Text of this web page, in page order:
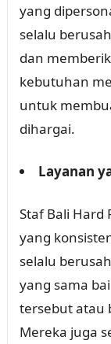
yang
selalu
dan
kebutuhan
untuk
dihargai.
Layanan
Staf Bali Hard
yang
selalu
yang sama
tersebut atau
Mereka juga